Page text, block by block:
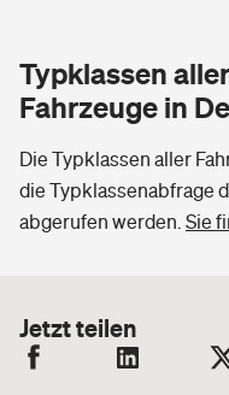
Typklassen
Fahrzeuge in
Die Typklassen aller
die Typklassenabfrage
abgerufen werden. Sie
Jetzt teilen